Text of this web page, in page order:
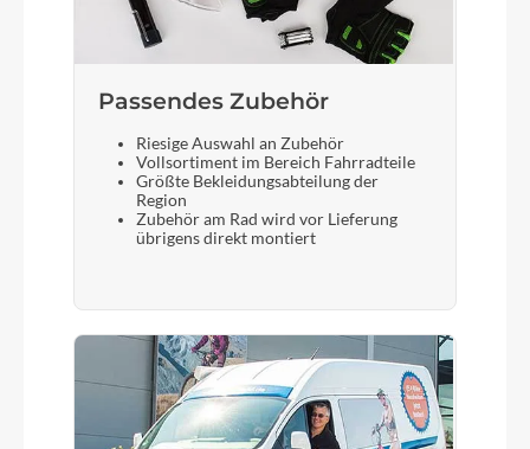
Passendes Zubehör
Riesige Auswahl an Zubehör
Vollsortiment im Bereich Fahrradteile
Größte Bekleidungsabteilung der
Region
Zubehör am Rad wird vor Lieferung
übrigens direkt montiert